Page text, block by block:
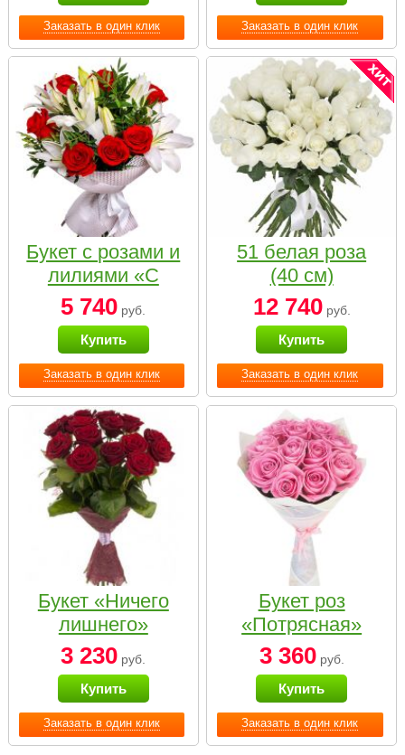
Заказать в один клик Заказать в один клик
Заказать в один клик
Букет с розами и
лилиями «С
наилучшими
пожеланиями»
5 740 руб.
Купить
Заказать в один клик
51 белая роза
(40 см)
12 740руб.
Купить
Заказать в один клик
Букет «Ничего
лишнего»
3 230 руб.
Купить
Заказать в один клик
Букет роз
«Потрясная»
3 360руб.
Купить